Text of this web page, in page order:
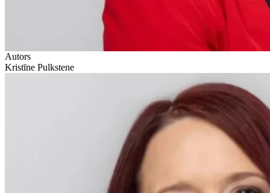
Autors
Kristīne Pulkstene